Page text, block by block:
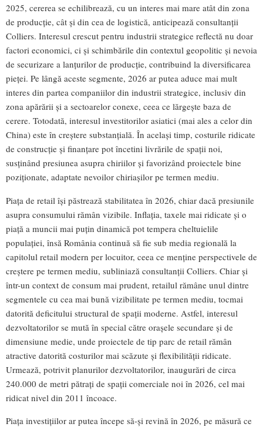
2025, cererea se echilibrează, cu un interes mai mare atât din zona
de producție, cât și din cea de logistică, anticipează consultanții
Colliers. Interesul crescut pentru industrii strategice reflectă nu doar
factori economici, ci și schimbările din contextul geopolitic și nevoia
de securizare a lanțurilor de producție, contribuind la diversificarea
pieței. Pe lângă aceste segmente, 2026 ar putea aduce mai mult
interes din partea companiilor din industrii strategice, inclusiv din
zona apărării și a sectoarelor conexe, ceea ce lărgește baza de
cerere. Totodată, interesul investitorilor asiatici (mai ales a celor din
China) este în creștere substanțială. În același timp, costurile ridicate
de construcție și finanțare pot încetini livrările de spații noi,
susținând presiunea asupra chiriilor și favorizând proiectele bine
poziționate, adaptate nevoilor chiriașilor pe termen mediu.
Piața de retail își păstrează stabilitatea în 2026, chiar dacă presiunile
asupra consumului rămân vizibile. Inflația, taxele mai ridicate și o
piață a muncii mai puțin dinamică pot tempera cheltuielile
populației, însă România continuă să fie sub media regională la
capitolul retail modern per locuitor, ceea ce menține perspectivele de
creștere pe termen mediu, subliniază consultanții Colliers. Chiar și
într-un context de consum mai prudent, retailul rămâne unul dintre
segmentele cu cea mai bună vizibilitate pe termen mediu, tocmai
datorită deficitului structural de spații moderne. Astfel, interesul
dezvoltatorilor se mută în special către orașele secundare și de
dimensiune medie, unde proiectele de tip parc de retail rămân
atractive datorită costurilor mai scăzute și flexibilității ridicate.
Urmează, potrivit planurilor dezvoltatorilor, inaugurări de circa
240.000 de metri pătrați de spații comerciale noi în 2026, cel mai
ridicat nivel din 2011 încoace.
Piața investițiilor ar putea începe să-și revină în 2026, pe măsură ce